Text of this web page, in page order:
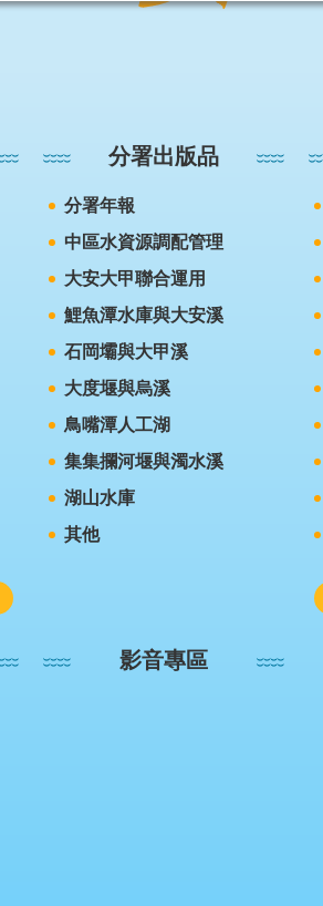
分署出版品
分署年報
中區水資源調配管理
大安大甲聯合運用
鯉魚潭水庫與大安溪
石岡壩與大甲溪
大度堰與烏溪
鳥嘴潭人工湖
集集攔河堰與濁水溪
湖山水庫
其他
影音專區